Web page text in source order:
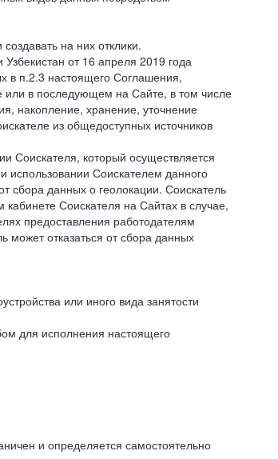
на них отклики.
от 16 апреля 2019 года
в п.2.3 настоящего Соглашения,
или в последующем на Сайте, в том числе
накопление, хранение, уточнение
из общедоступных источников
Соискателя, который осуществляется
использовании Соискателем данного
сбора данных о геолокации. Соискатель
Соискателя на Сайтах в случае,
предоставления работодателям
отказаться от сбора данных
или иного вида занятости
для исполнения настоящего
и определяется самостоятельно